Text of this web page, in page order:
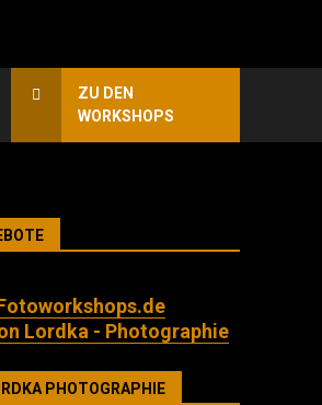
ZU DEN
WORKSHOPS
Lordka - Photographie
PHOTOGRAPHIE